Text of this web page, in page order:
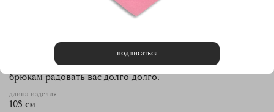
полиэстера. Им подойдет ручная стирка в теплой воде
или машинная при температуре до 40 градусов и до 800
оборотов, а также химчистка. Эти рекомендации помогут
брюкам радовать вас долго-долго.
длина изделия
103 см
подписаться